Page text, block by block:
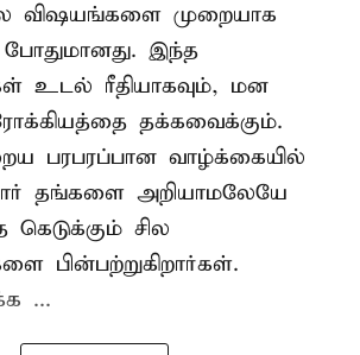
விஷயங்களை முறையாக
போதுமானது. இந்த
உடல் ரீதியாகவும், மன
தக்கவைக்கும்.
பரபரப்பான வாழ்க்கையில்
தங்களை அறியாமலேயே
சில
பின்பற்றுகிறார்கள்.
...